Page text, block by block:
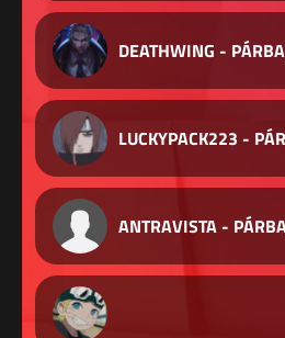
DEATHWING -
LUCKYPACK223 -
ANTRAVISTA -